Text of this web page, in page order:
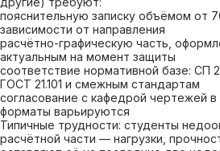
пояснительную записку объёмом от
зависимости от направления
расчётно-графическую часть,
актуальным на момент защиты
соответствие нормативной базе: СП
ГОСТ 21.101 и смежным стандартам
согласование с кафедрой чертежей в
форматы варьируются
Типичные трудности: студенты
расчётной части — нагрузки,